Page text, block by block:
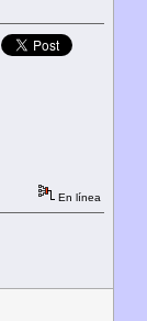
En línea